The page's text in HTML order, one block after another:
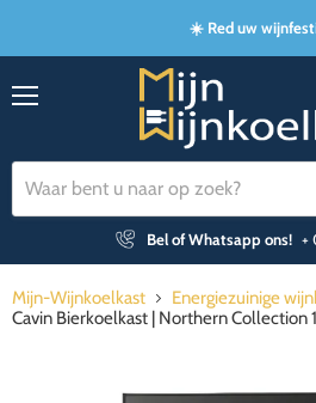
☀️ Red uw
Bel of Whatsapp ons! +
Mijn-Wijnkoelkast
Energiezuinige
Cavin Bierkoelkast | Northern Collection